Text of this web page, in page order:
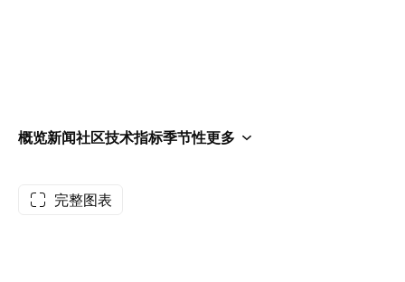
概览新闻社区技术指标季节性更多
完整图表